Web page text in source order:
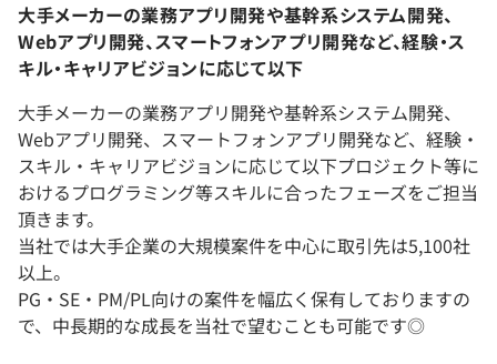
大手メーカーの業務アプリ開発や基幹系システム開発、
Webアプリ開発、スマートフォンアプリ開発など、経験・ス
キル・キャリアビジョンに応じて以下
大手メーカーの業務アプリ開発や基幹系システム開発、
Webアプリ開発、スマートフォンアプリ開発など、経験・
スキル・キャリアビジョンに応じて以下プロジェクト等に
おけるプログラミング等スキルに合ったフェーズをご担当
頂きます。
当社では大手企業の大規模案件を中心に取引先は5,100社
以上。
PG・SE・PM/PL向けの案件を幅広く保有しておりますの
で、中長期的な成長を当社で望むことも可能です◎